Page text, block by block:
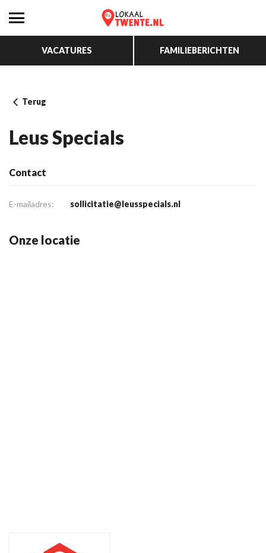
VACATURES FAMILIEBERICHTEN
Terug
Leus Specials
Contact
E-mailadres: sollicitatie@leusspecials.nl
Onze locatie